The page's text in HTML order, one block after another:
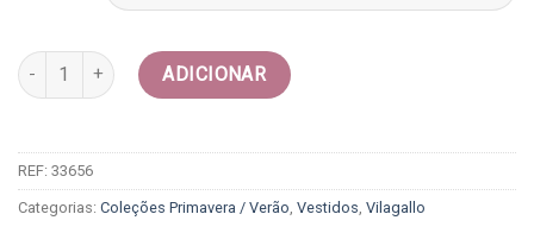
Quantidade de Vestido / Camiseiro - Vilagallo
ADICIONAR
REF: 33656
Categorias: Coleções Primavera / Verão Vestidos Vilagallo